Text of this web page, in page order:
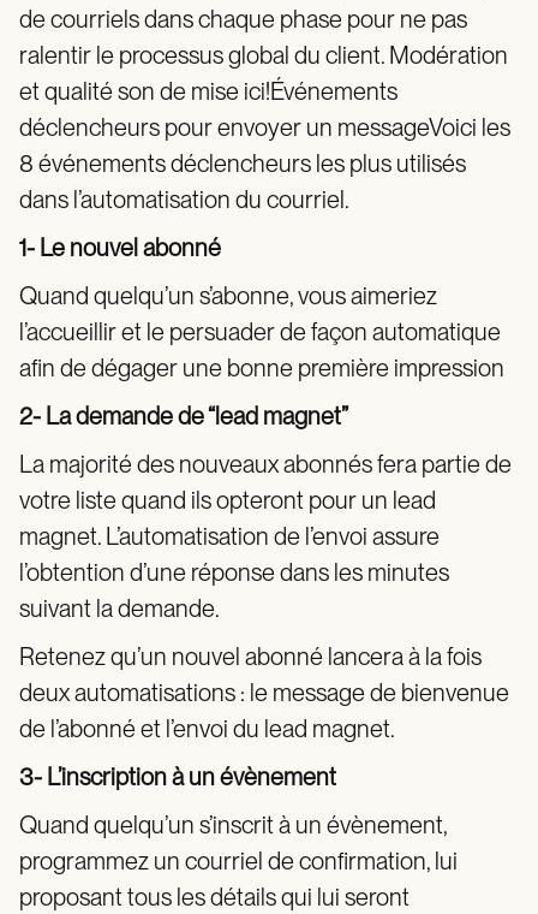
de courriels dans chaque phase pour ne pas
ralentir le processus global du client. Modération
et qualité son de mise ici!Événements
déclencheurs pour envoyer un messageVoici les
8 événements déclencheurs les plus utilisés
dans l’automatisation du courriel.
1- Le nouvel abonné
Quand quelqu’un s’abonne, vous aimeriez
l’accueillir et le persuader de façon automatique
afin de dégager une bonne première impression
2- La demande de “lead magnet”
La majorité des nouveaux abonnés fera partie de
votre liste quand ils opteront pour un lead
magnet. L’automatisation de l’envoi assure
l’obtention d’une réponse dans les minutes
suivant la demande.
Retenez qu’un nouvel abonné lancera à la fois
deux automatisations : le message de bienvenue
de l’abonné et l’envoi du lead magnet.
3- L’inscription à un évènement
Quand quelqu’un s’inscrit à un évènement,
programmez un courriel de confirmation, lui
proposant tous les détails qui lui seront